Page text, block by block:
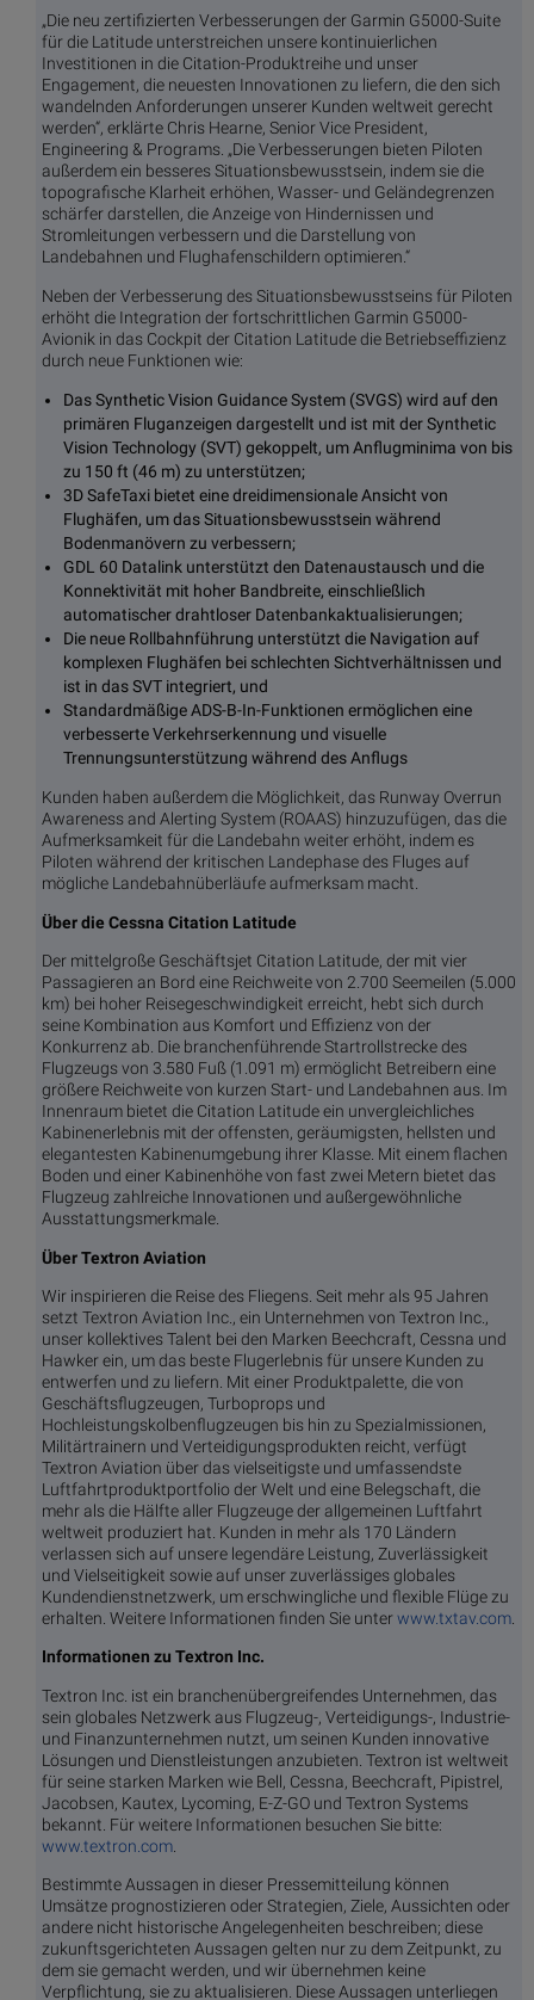
„Die neu zertifizierten Verbesserungen der Garmin G5000-Suite
für die Latitude unterstreichen unsere kontinuierlichen
Investitionen in die Citation-Produktreihe und unser
Engagement, die neuesten Innovationen zu liefern, die den sich
wandelnden Anforderungen unserer Kunden weltweit gerecht
werden“, erklärte Chris Hearne, Senior Vice President,
Engineering & Programs. „Die Verbesserungen bieten Piloten
außerdem ein besseres Situationsbewusstsein, indem sie die
topografische Klarheit erhöhen, Wasser- und Geländegrenzen
schärfer darstellen, die Anzeige von Hindernissen und
Stromleitungen verbessern und die Darstellung von
Landebahnen und Flughafenschildern optimieren.“
Neben der Verbesserung des Situationsbewusstseins für Piloten
erhöht die Integration der fortschrittlichen Garmin G5000-
Avionik in das Cockpit der Citation Latitude die Betriebseffizienz
durch neue Funktionen wie:
Das Synthetic Vision Guidance System (SVGS) wird auf den
primären Fluganzeigen dargestellt und ist mit der Synthetic
Vision Technology (SVT) gekoppelt, um Anflugminima von bis
zu 150 ft (46 m) zu unterstützen;
3D SafeTaxi bietet eine dreidimensionale Ansicht von
Flughäfen, um das Situationsbewusstsein während
Bodenmanövern zu verbessern;
GDL 60 Datalink unterstützt den Datenaustausch und die
Konnektivität mit hoher Bandbreite, einschließlich
automatischer drahtloser Datenbankaktualisierungen;
Die neue Rollbahnführung unterstützt die Navigation auf
komplexen Flughäfen bei schlechten Sichtverhältnissen und
ist in das SVT integriert, und
Standardmäßige ADS-B-In-Funktionen ermöglichen eine
verbesserte Verkehrserkennung und visuelle
Trennungsunterstützung während des Anflugs
Kunden haben außerdem die Möglichkeit, das Runway Overrun
Awareness and Alerting System (ROAAS) hinzuzufügen, das die
Aufmerksamkeit für die Landebahn weiter erhöht, indem es
Piloten während der kritischen Landephase des Fluges auf
mögliche Landebahnüberläufe aufmerksam macht.
Über die Cessna Citation Latitude
Der mittelgroße Geschäftsjet Citation Latitude, der mit vier
Passagieren an Bord eine Reichweite von 2.700 Seemeilen (5.000
km) bei hoher Reisegeschwindigkeit erreicht, hebt sich durch
seine Kombination aus Komfort und Effizienz von der
Konkurrenz ab. Die branchenführende Startrollstrecke des
Flugzeugs von 3.580 Fuß (1.091 m) ermöglicht Betreibern eine
größere Reichweite von kurzen Start- und Landebahnen aus. Im
Innenraum bietet die Citation Latitude ein unvergleichliches
Kabinenerlebnis mit der offensten, geräumigsten, hellsten und
elegantesten Kabinenumgebung ihrer Klasse. Mit einem flachen
Boden und einer Kabinenhöhe von fast zwei Metern bietet das
Flugzeug zahlreiche Innovationen und außergewöhnliche
Ausstattungsmerkmale.
Über Textron Aviation
Wir inspirieren die Reise des Fliegens. Seit mehr als 95 Jahren
setzt Textron Aviation Inc., ein Unternehmen von Textron Inc.,
unser kollektives Talent bei den Marken Beechcraft, Cessna und
Hawker ein, um das beste Flugerlebnis für unsere Kunden zu
entwerfen und zu liefern. Mit einer Produktpalette, die von
Geschäftsflugzeugen, Turboprops und
Hochleistungskolbenflugzeugen bis hin zu Spezialmissionen,
Militärtrainern und Verteidigungsprodukten reicht, verfügt
Textron Aviation über das vielseitigste und umfassendste
Luftfahrtproduktportfolio der Welt und eine Belegschaft, die
mehr als die Hälfte aller Flugzeuge der allgemeinen Luftfahrt
weltweit produziert hat. Kunden in mehr als 170 Ländern
verlassen sich auf unsere legendäre Leistung, Zuverlässigkeit
und Vielseitigkeit sowie auf unser zuverlässiges globales
Kundendienstnetzwerk, um erschwingliche und flexible Flüge zu
erhalten. Weitere Informationen finden Sie unterwww.txtav.com
Informationen zu Textron Inc.
Textron Inc. ist ein branchenübergreifendes Unternehmen, das
sein globales Netzwerk aus Flugzeug-, Verteidigungs-, Industrie-
und Finanzunternehmen nutzt, um seinen Kunden innovative
Lösungen und Dienstleistungen anzubieten. Textron ist weltweit
für seine starken Marken wie Bell, Cessna, Beechcraft, Pipistrel,
Jacobsen, Kautex, Lycoming, E-Z-GO und Textron Systems
bekannt. Für weitere Informationen besuchen Sie bitte:
www.textron.com
Bestimmte Aussagen in dieser Pressemitteilung können
Umsätze prognostizieren oder Strategien, Ziele, Aussichten oder
andere nicht historische Angelegenheiten beschreiben; diese
zukunftsgerichteten Aussagen gelten nur zu dem Zeitpunkt, zu
dem sie gemacht werden, und wir übernehmen keine
Verpflichtung, sie zu aktualisieren. Diese Aussagen unterliegen